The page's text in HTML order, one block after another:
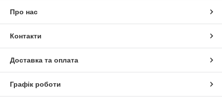
Про нас
Контакти
Доставка та оплата
Графік роботи